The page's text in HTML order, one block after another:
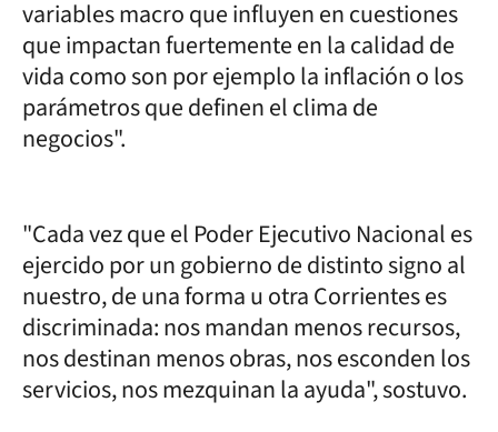
variables macro que influyen en cuestiones
que impactan fuertemente en la calidad de
vida como son por ejemplo la inflación o los
parámetros que definen el clima de
negocios".
"Cada vez que el Poder Ejecutivo Nacional es
ejercido por un gobierno de distinto signo al
nuestro, de una forma u otra Corrientes es
discriminada: nos mandan menos recursos,
nos destinan menos obras, nos esconden los
servicios, nos mezquinan la ayuda", sostuvo.